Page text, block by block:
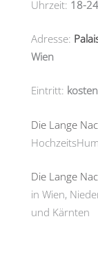
Uhrzeit: 18-
Adresse:
Wien
Eintritt:
Die Lange
Die Lange
in Wien,
und Kärnten